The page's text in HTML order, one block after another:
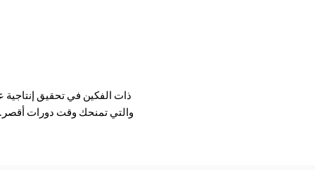
والتي تمنحك وقت دورات أقصر.